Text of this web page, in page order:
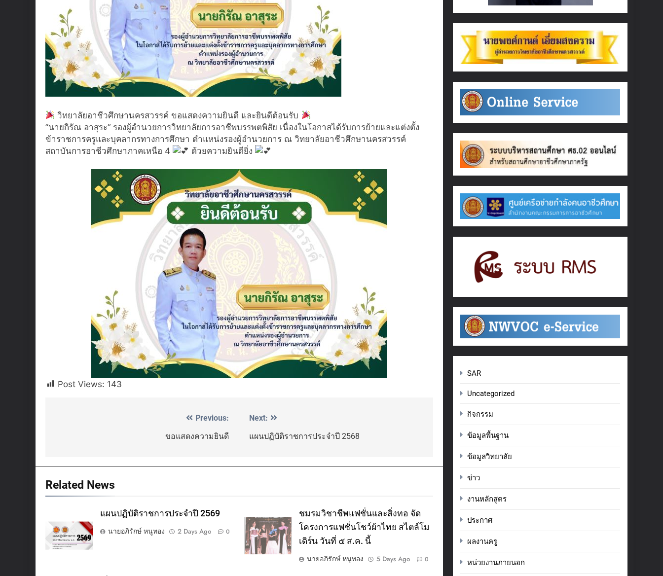
วิทยาลัยอาชีวศึกษานครสวรรค์ ขอแสดงความยินดี และยินดีต้อนรับ
”นายกิรัณ อาสุระ“ รองผู้อำนวยการวิทยาลัยการอาชีพบรรพตพิสัย เนื่องในโอกาสได้รับการย้ายและแต่งตั้ง
ข้าราชการครูและบุคลากรทางการศึกษา ตำแหน่งรองผู้อำนวยการ ณ วิทยาลัยอาชีวศึกษานครสวรรค์
สถาบันการอาชีวศึกษาภาคเหนือ 4
ด้วยความยินดียิ่ง
Post Views: 143
Previous:
ขอแสดงความยินดี
Next:
แผนปฏิบัติราชการประจำปี 2568
Related News
แผนปฏิบัติราชการประจำปี 2569
นายอภิรักษ์ หนูทอง
2 Days Ago 0
ชมรมวิชาชีพแฟชั่นและสิ่งทอ จัด
โครงการแฟชั่นโชว์ผ้าไทย สไตล์โม
เดิร์น วันที่ ๕ ส.ค. นี้
นายอภิรักษ์ หนูทอง
5 Days Ago 0
SAR
Uncategorized
กิจกรรม
ข้อมูลพื้นฐาน
ข้อมูลวิทยาลัย
ข่าว
งานหลักสูตร
ประกาศ
ผลงานครู
หน่วยงานภายนอก